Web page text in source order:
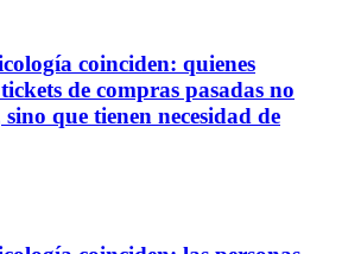
coinciden: quienes
de compras pasadas no
que tienen necesidad de